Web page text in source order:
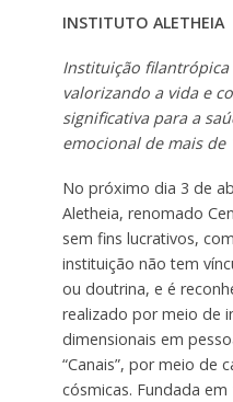
INSTITUTO ALETHEIA
Instituição filantrópica
valorizando a vida e
significativa para a
emocional de mais de
No próximo dia 3 de
Aletheia, renomado
sem fins lucrativos,
instituição não tem
ou doutrina, e é
realizado por meio de
dimensionais em
“Canais”, por meio de
cósmicas. Fundada